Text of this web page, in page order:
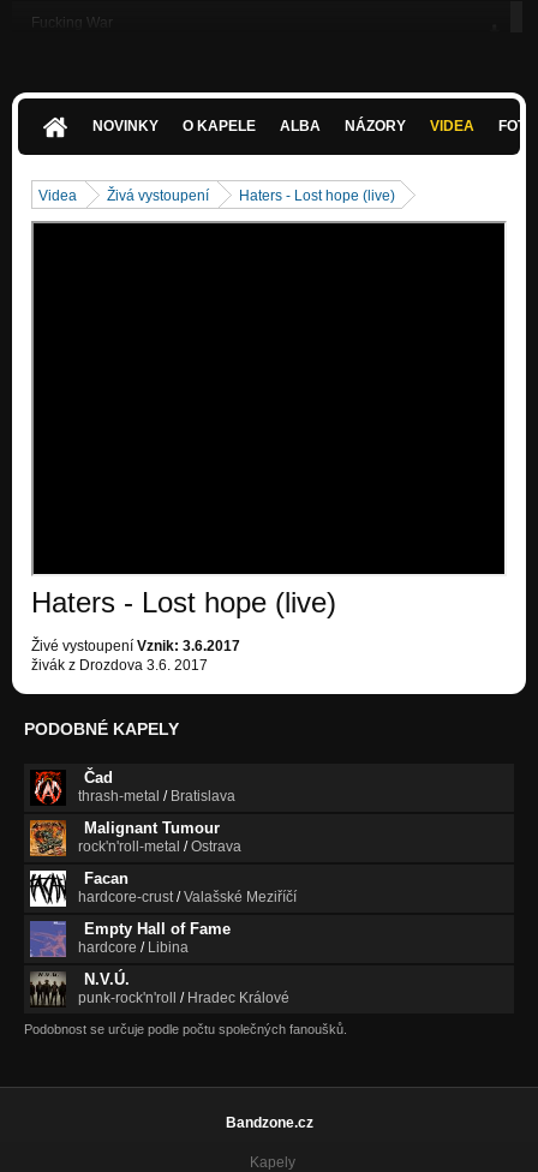
Fucking War
Never Go Back
Stay Blind
NOVINKY O KAPELE ALBA NÁZORY VIDEA
Videa Živá vystoupení Haters - Lost hope (live)
Haters - Lost hope (live)
Živé vystoupení Vznik: 3.6.2017
živák z Drozdova 3.6. 2017
PODOBNÉ KAPELY
Čad
thrash-metal / Bratislava
Malignant Tumour
rock'n'roll-metal /Ostrava
Facan
hardcore-crust /Valašské Meziříčí
Empty Hall of Fame
hardcore / Libina
N.V.Ú.
punk-rock'n'roll / Hradec Králové
Podobnost se určuje podle počtu společných fanoušků.
Bandzone.cz
Kapely